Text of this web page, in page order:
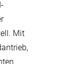
Mit